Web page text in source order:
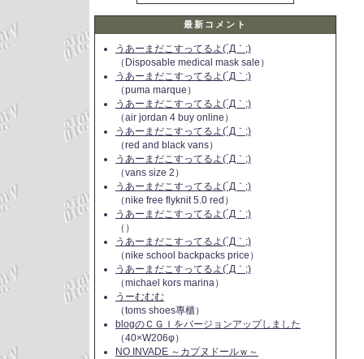
最新コメント
うあーまだこすってるよ(´Д｀;)
（Disposable medical mask sale）
うあーまだこすってるよ(´Д｀;)
（puma marque）
うあーまだこすってるよ(´Д｀;)
（air jordan 4 buy online）
うあーまだこすってるよ(´Д｀;)
（red and black vans）
うあーまだこすってるよ(´Д｀;)
（vans size 2）
うあーまだこすってるよ(´Д｀;)
（nike free flyknit 5.0 red）
うあーまだこすってるよ(´Д｀;)
（）
うあーまだこすってるよ(´Д｀;)
（nike school backpacks price）
うあーまだこすってるよ(´Д｀;)
（michael kors marina）
うーむむむ
（toms shoes專櫃）
blogのＣＧＩをバージョンアップしました
（40×W206φ）
NO INVADE ～カプヌドールｗ～